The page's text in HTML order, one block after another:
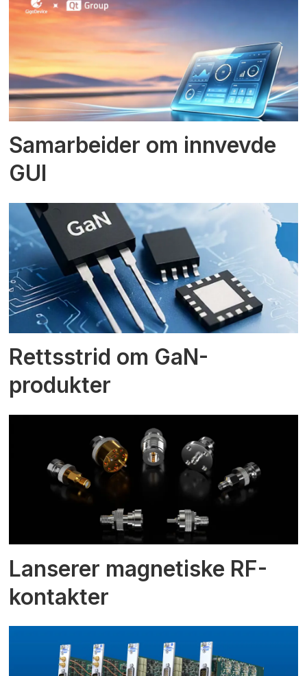
Samarbeider om innvevde
GUI
Rettsstrid om GaN-
produkter
Lanserer magnetiske RF-
kontakter